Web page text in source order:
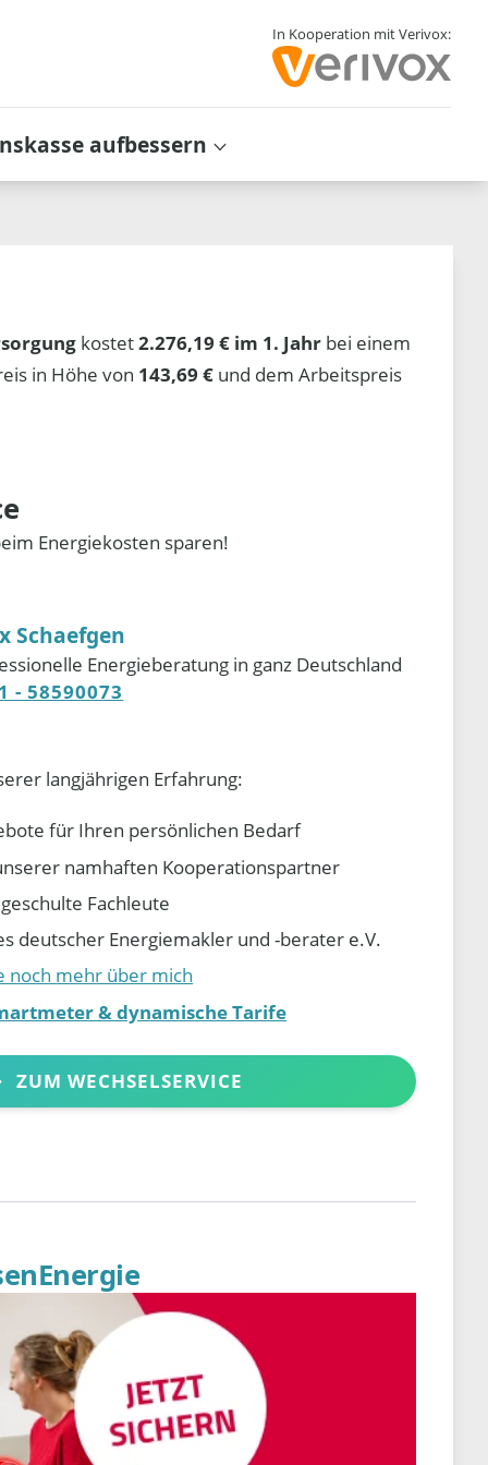
In Kooperation mit Verivox:
aufbessern
kostet2.276,19 € im 1. Jahr bei einem
in Höhe von 143,69 € und dem Arbeitspreis
Energiekosten sparen!
Schaefgen
Energieberatung in ganz Deutschland
- 58590073
langjährigen Erfahrung:
für Ihren persönlichen Bedarf
namhaften Kooperationspartner
Fachleute
deutscher Energiemakler und -berater e.V.
noch mehr über mich
& dynamische Tarife
ZUM WECHSELSERVICE